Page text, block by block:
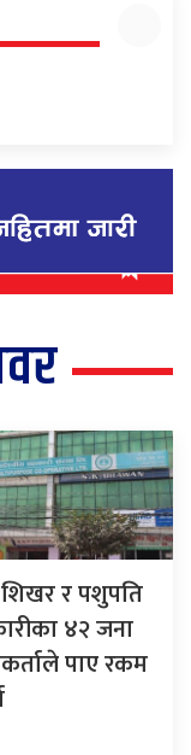
र पशुपति
४२ जना
पाए रकम